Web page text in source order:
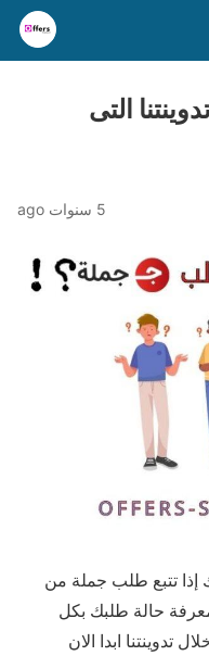
التى
5 سنوات ago
تتبع طلب جملة من
حالة طلبك بكل
ابدا الان